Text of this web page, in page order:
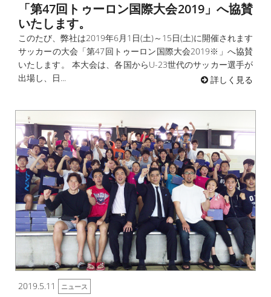
「第47回トゥーロン国際大会2019」へ協賛
いたします。
このたび、弊社は2019年6月1日(土)～15日(土)に開催されます
サッカーの大会「第47回トゥーロン国際大会2019※」へ協賛
いたします。 本大会は、各国からU-23世代のサッカー選手が
出場し、日...
詳しく見る
2019.5.11 ニュース